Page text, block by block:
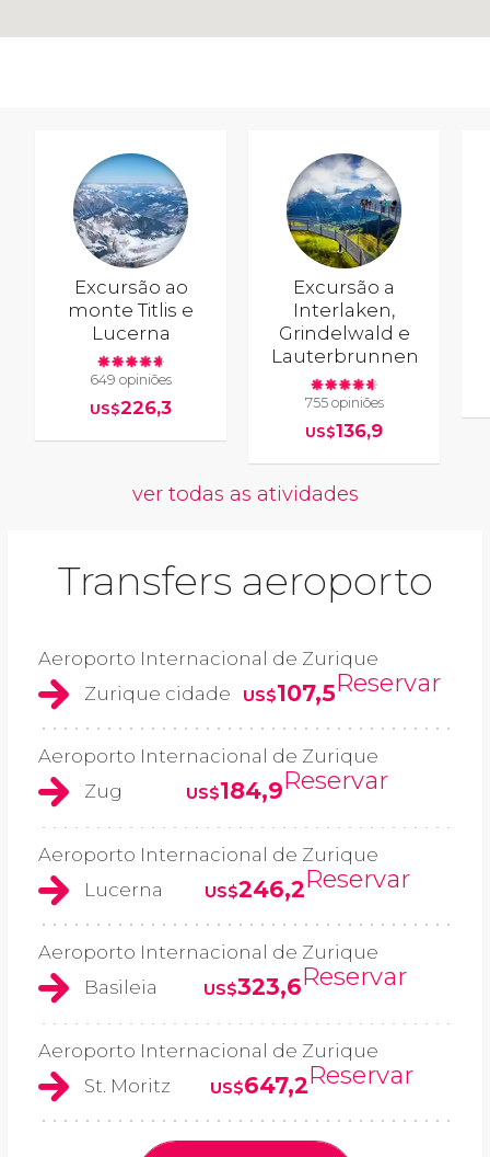
Excursão ao
monte Titlis e
Lucerna
649 opiniões
US$226,3
Excursão a
Interlaken,
Grindelwald e
Lauterbrunnen
755 opiniões
US$136,9
ver todas as atividades
Transfers aeroporto
Aeroporto Internacional de Zurique
Zurique cidade
US$107,5Reservar
Aeroporto Internacional de Zurique
Zug
US$184,9Reservar
Aeroporto Internacional de Zurique
Lucerna
US$246,2Reservar
Aeroporto Internacional de Zurique
Basileia
US$323,6Reservar
Aeroporto Internacional de Zurique
St. Moritz
US$647,2Reservar